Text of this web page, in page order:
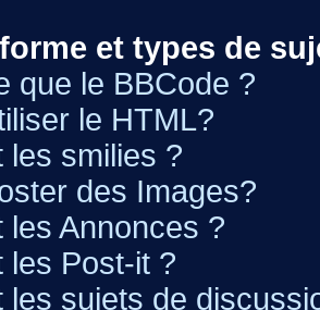
et types de
que le BBCode ?
le HTML?
les smilies ?
des Images?
les Annonces ?
les Post-it ?
les sujets de